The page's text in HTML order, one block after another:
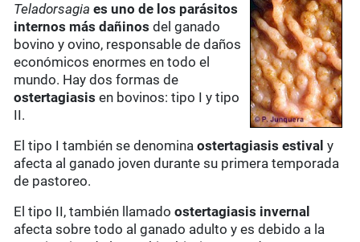
Teladorsagia es uno de los parásitos
internos más dañinos del ganado
bovino y ovino, responsable de daños
económicos enormes en todo el
mundo. Hay dos formas de
ostertagiasis en bovinos: tipo I y tipo
II.
El tipo I también se denominaostertagiasis estival y
afecta al ganado joven durante su primera temporada
de pastoreo.
El tipo II, también llamadoostertagiasis invernal
afecta sobre todo al ganado adulto y es debido a la